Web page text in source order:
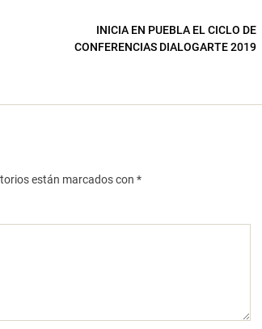
INICIA EN PUEBLA EL CICLO DE
CONFERENCIAS DIALOGARTE 2019
están marcados con *